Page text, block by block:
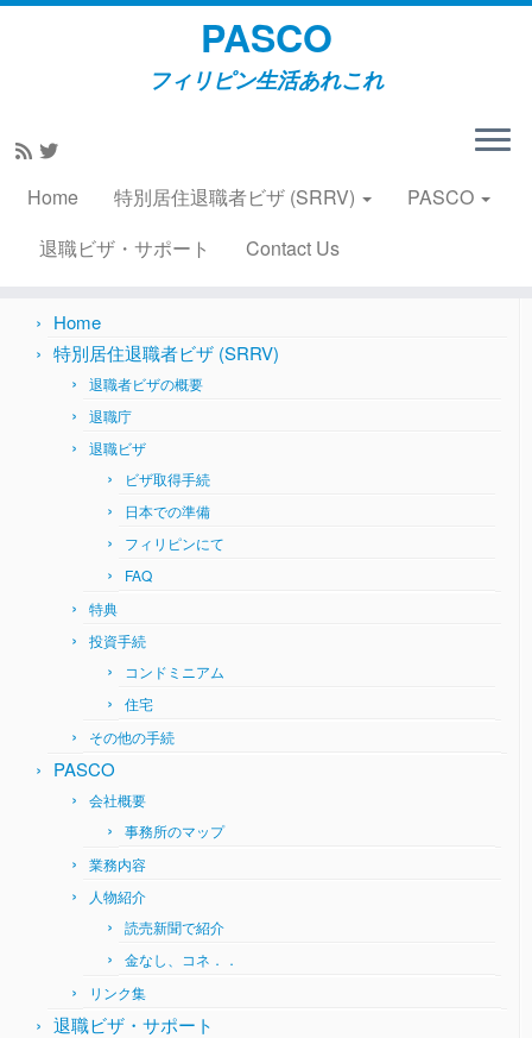
Skip
content
PASCO
フィリピン生活あれこれ
Home 特別居住退職者ビザ (SRRV)
PASCO
退職ビザ・サポート
Contact Us
Home
Search
Home
特別居住退職者ビザ (SRRV)
退職者ビザの概要
退職庁
退職ビザ
ビザ取得手続
日本での準備
フィリピンにて
FAQ
特典
投資手続
コンドミニアム
住宅
その他の手続
PASCO
会社概要
事務所のマップ
業務内容
人物紹介
読売新聞で紹介
金なし、コネ．．
リンク集
退職ビザ・サポート